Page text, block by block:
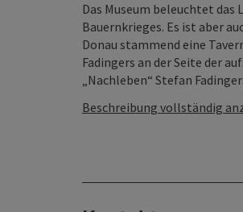
Das Museum beleuchtet das
Bauernkrieges. Es ist aber
Donau stammend eine
Fadingers an der Seite der
„Nachleben“ Stefan
Beschreibung vollständig